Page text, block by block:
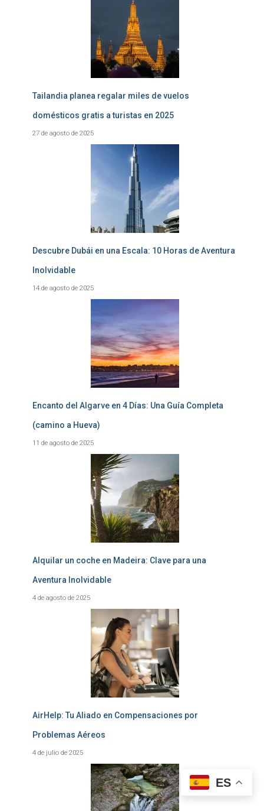
Tailandia planea regalar miles de vuelos
domésticos gratis a turistas en 2025
27 de agosto de 2025
Descubre Dubái en una Escala: 10 Horas de Aventura
Inolvidable
14 de agosto de 2025
Encanto del Algarve en 4 Días: Una Guía Completa
(camino a Hueva)
11 de agosto de 2025
Alquilar un coche en Madeira: Clave para una
Aventura Inolvidable
4 de agosto de 2025
AirHelp: Tu Aliado en Compensaciones por
Problemas Aéreos
4 de julio de 2025
ES